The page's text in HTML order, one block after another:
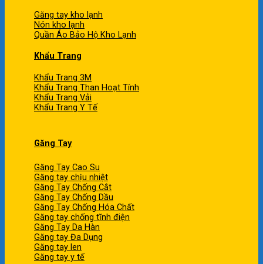
Găng tay kho lạnh
Nón kho lạnh
Quần Áo Bảo Hộ Kho Lạnh
Khẩu Trang
Khẩu Trang 3M
Khẩu Trang Than Hoạt Tính
Khẩu Trang Vải
Khẩu Trang Y Tế
Găng Tay
Găng Tay Cao Su
Găng tay chịu nhiệt
Găng Tay Chống Cắt
Găng Tay Chống Dầu
Găng Tay Chống Hóa Chất
Găng tay chống tĩnh điện
Găng Tay Da Hàn
Găng tay Đa Dụng
Găng tay len
Găng tay y tế